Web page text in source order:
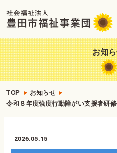
お知
TOP
お知らせ
令和８年度強度行動障がい支援者研
2026.05.15